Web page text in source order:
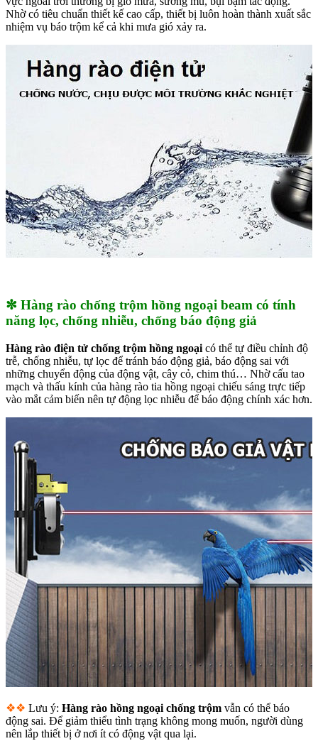
Nhờ có tiêu chuẩn thiết kế cao cấp, thiết bị luôn hoàn thành xuất sắc
nhiệm vụ báo trộm kể cả khi mưa gió xảy ra.
✼ Hàng rào chống trộm hồng ngoại beam có tính
năng lọc, chống nhiễu, chống báo động giả
Hàng rào điện tử chống trộm hồng ngoại có thể tự điều chỉnh độ
trễ, chống nhiễu, tự lọc để tránh báo động giả, báo động sai với
những chuyển động của động vật, cây cỏ, chim thú… Nhờ cấu tao
mạch và thấu kính của hàng rào tia hồng ngoại chiếu sáng trực tiếp
vào mắt cảm biến nên tự động lọc nhiễu để báo động chính xác hơn.
❖❖ Lưu ý: Hàng rào hồng ngoại chống trộm vẫn có thể báo
động sai. Để giảm thiểu tình trạng không mong muốn, người dùng
nên lắp thiết bị ở nơi ít có động vật qua lại.